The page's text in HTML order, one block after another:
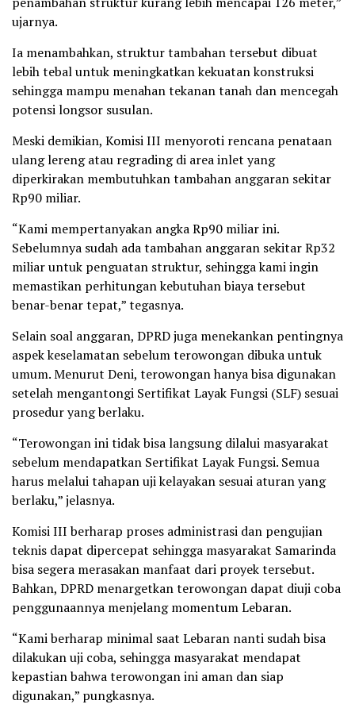
ujarnya.
Ia menambahkan, struktur tambahan tersebut dibuat
lebih tebal untuk meningkatkan kekuatan konstruksi
sehingga mampu menahan tekanan tanah dan mencegah
potensi longsor susulan.
Meski demikian, Komisi III menyoroti rencana penataan
ulang lereng atau regrading di area inlet yang
diperkirakan membutuhkan tambahan anggaran sekitar
Rp90 miliar.
“Kami mempertanyakan angka Rp90 miliar ini.
Sebelumnya sudah ada tambahan anggaran sekitar Rp32
miliar untuk penguatan struktur, sehingga kami ingin
memastikan perhitungan kebutuhan biaya tersebut
benar-benar tepat,” tegasnya.
Selain soal anggaran, DPRD juga menekankan pentingnya
aspek keselamatan sebelum terowongan dibuka untuk
umum. Menurut Deni, terowongan hanya bisa digunakan
setelah mengantongi Sertifikat Layak Fungsi (SLF) sesuai
prosedur yang berlaku.
“Terowongan ini tidak bisa langsung dilalui masyarakat
sebelum mendapatkan Sertifikat Layak Fungsi. Semua
harus melalui tahapan uji kelayakan sesuai aturan yang
berlaku,” jelasnya.
Komisi III berharap proses administrasi dan pengujian
teknis dapat dipercepat sehingga masyarakat Samarinda
bisa segera merasakan manfaat dari proyek tersebut.
Bahkan, DPRD menargetkan terowongan dapat diuji coba
penggunaannya menjelang momentum Lebaran.
“Kami berharap minimal saat Lebaran nanti sudah bisa
dilakukan uji coba, sehingga masyarakat mendapat
kepastian bahwa terowongan ini aman dan siap
digunakan,” pungkasnya.